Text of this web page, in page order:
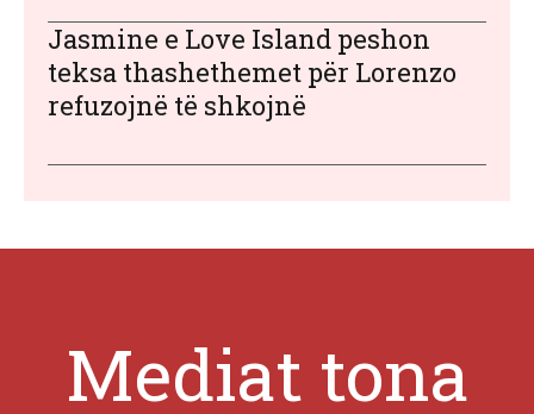
Jasmine e Love Island peshon
teksa thashethemet për Lorenzo
refuzojnë të shkojnë
Mediat tona